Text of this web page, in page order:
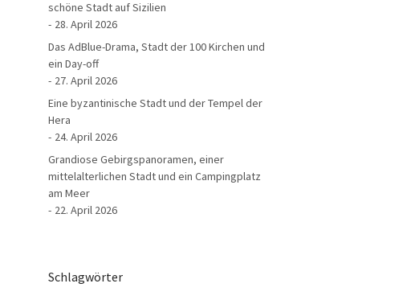
schöne Stadt auf Sizilien
28. April 2026
Das AdBlue-Drama, Stadt der 100 Kirchen und
ein Day-off
27. April 2026
Eine byzantinische Stadt und der Tempel der
Hera
24. April 2026
Grandiose Gebirgspanoramen, einer
mittelalterlichen Stadt und ein Campingplatz
am Meer
22. April 2026
Schlagwörter